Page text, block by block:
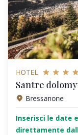
HOTEL
Santre
Bressanone
Inserisci le date
direttamente